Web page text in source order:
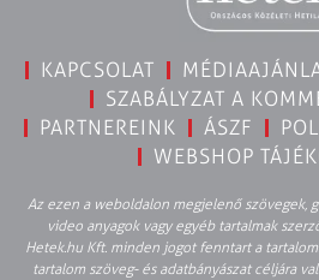
KAPCSOLAT
SZABÁLYZAT A
PARTNEREINK
ÁSZF
WEBSHOP
Az ezen a weboldalon megjelenő szövegek,
video anyagok vagy egyéb tartalmak
Hetek.hu Kft. minden jogot fenntart a
tartalom szöveg- és adatbányászat céljára